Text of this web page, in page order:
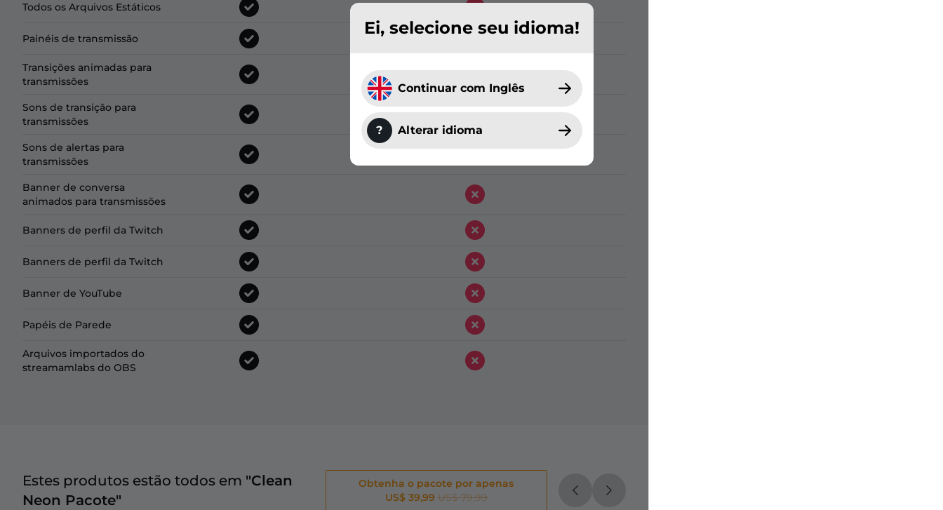
Ei, selecione seu idioma!
Continuar com Inglês
? Alterar idioma
Todos os Arquivos Estáticos
Painéis de transmissão
Transições animadas para
transmissões
Sons de transição para
transmissões
Sons de alertas para
transmissões
Banner de conversa
animados para transmissões
Banners de perfil da Twitch
Banners de perfil da Twitch
Banner de YouTube
Papéis de Parede
Arquivos importados do
streamamlabs do OBS
Estes produtos estão todos em "Clean
Neon Pacote"
Obtenha o pacote por apenas
US$ 39,99 US$ 79,99